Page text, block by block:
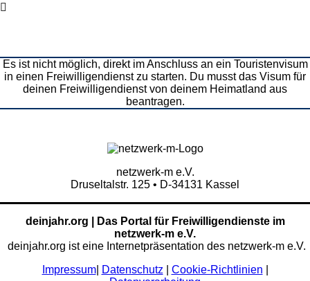
Es ist nicht möglich, direkt im Anschluss an ein Touristenvisum
in einen Freiwilligendienst zu starten. Du musst das Visum für
deinen Freiwilligendienst von deinem Heimatland aus
beantragen.
netzwerk-m e.V.
Druseltalstr. 125 • D-34131 Kassel
deinjahr.org | Das Portal für Freiwilligendienste im
netzwerk-m e.V.
deinjahr.org ist eine Internetpräsentation des netzwerk-m e.V.
Impressum| Datenschutz Cookie-Richtlinien